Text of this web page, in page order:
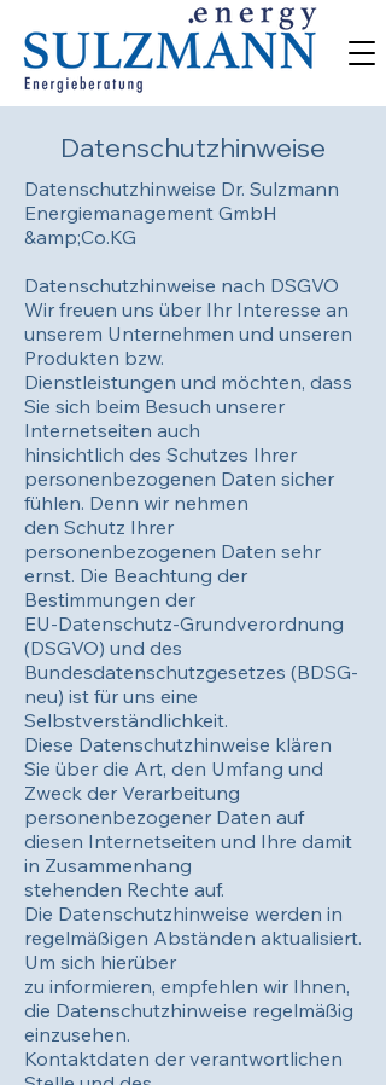
Datenschutzhinweise
Datenschutzhinweise Dr. Sulzmann
Energiemanagement GmbH
&amp;Co.KG
Datenschutzhinweise nach DSGVO
Wir freuen uns über Ihr Interesse an
unserem Unternehmen und unseren
Produkten bzw.
Dienstleistungen und möchten, dass
Sie sich beim Besuch unserer
Internetseiten auch
hinsichtlich des Schutzes Ihrer
personenbezogenen Daten sicher
fühlen. Denn wir nehmen
den Schutz Ihrer
personenbezogenen Daten sehr
ernst. Die Beachtung der
Bestimmungen der
EU-Datenschutz-Grundverordnung
(DSGVO) und des
Bundesdatenschutzgesetzes (BDSG-
neu) ist für uns eine
Selbstverständlichkeit.
Diese Datenschutzhinweise klären
Sie über die Art, den Umfang und
Zweck der Verarbeitung
personenbezogener Daten auf
diesen Internetseiten und Ihre damit
in Zusammenhang
stehenden Rechte auf.
Die Datenschutzhinweise werden in
regelmäßigen Abständen aktualisiert.
Um sich hierüber
zu informieren, empfehlen wir Ihnen,
die Datenschutzhinweise regelmäßig
einzusehen.
Kontaktdaten der verantwortlichen